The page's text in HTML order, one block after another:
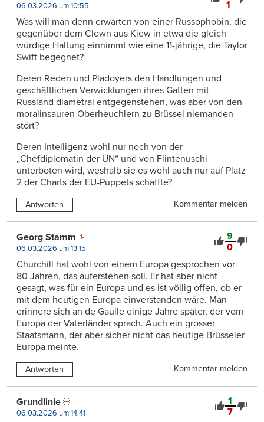
1
06.03.2026 um 10:55
Was will man denn erwarten von einer Russophobin, die
gegenüber dem Clown aus Kiew in etwa die gleich
würdige Haltung einnimmt wie eine 11-jährige, die Taylor
Swift begegnet?
Deren Reden und Plädoyers den Handlungen und
geschäftlichen Verwicklungen ihres Gatten mit
Russland diametral entgegenstehen, was aber von den
moralinsauren Oberheuchlern zu Brüssel niemanden
stört?
Deren Intelligenz wohl nur noch von der
„Chefdiplomatin der UN“ und von Flintenuschi
unterboten wird, weshalb sie es wohl auch nur auf Platz
2 der Charts der EU-Puppets schaffte?
Antworten Kommentar melden
9
0
Georg Stamm
06.03.2026 um 13:15
Churchill hat wohl von einem Europa gesprochen vor
80 Jahren, das auferstehen soll. Er hat aber nicht
gesagt, was für ein Europa und es ist völlig offen, ob er
mit dem heutigen Europa einverstanden wäre. Man
erinnere sich an de Gaulle einige Jahre später, der vom
Europa der Vaterländer sprach. Auch ein grosser
Staatsmann, der aber sicher nicht das heutige Brüsseler
Europa meinte.
Antworten Kommentar melden
1
7
Grundlinie
06.03.2026 um 14:41